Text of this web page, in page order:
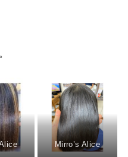
Mirro’s Alice